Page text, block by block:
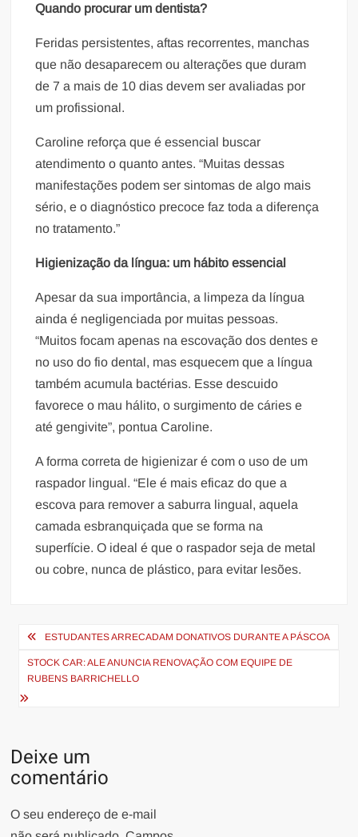
Quando procurar um dentista?
Feridas persistentes, aftas recorrentes, manchas
que não desaparecem ou alterações que duram
de 7 a mais de 10 dias devem ser avaliadas por
um profissional.
Caroline reforça que é essencial buscar
atendimento o quanto antes. “Muitas dessas
manifestações podem ser sintomas de algo mais
sério, e o diagnóstico precoce faz toda a diferença
no tratamento.”
Higienização da língua: um hábito essencial
Apesar da sua importância, a limpeza da língua
ainda é negligenciada por muitas pessoas.
“Muitos focam apenas na escovação dos dentes e
no uso do fio dental, mas esquecem que a língua
também acumula bactérias. Esse descuido
favorece o mau hálito, o surgimento de cáries e
até gengivite”, pontua Caroline.
A forma correta de higienizar é com o uso de um
raspador lingual. “Ele é mais eficaz do que a
escova para remover a saburra lingual, aquela
camada esbranquiçada que se forma na
superfície. O ideal é que o raspador seja de metal
ou cobre, nunca de plástico, para evitar lesões.
Navegação
de
Post
ESTUDANTES ARRECADAM DONATIVOS DURANTE A PÁSCOA
STOCK CAR: ALE ANUNCIA RENOVAÇÃO COM EQUIPE DE
RUBENS BARRICHELLO
Deixe um
comentário
O seu endereço de e-mail